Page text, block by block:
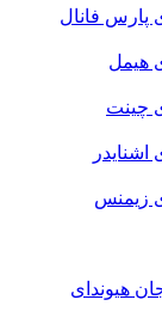
پارس فانال
هیمل
چینت
اشنایدر
زیمنس
هیوندای